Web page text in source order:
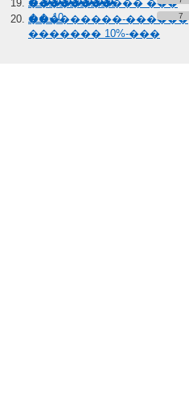
����������� ���
��-10
���������-������
������� 10%-���
7